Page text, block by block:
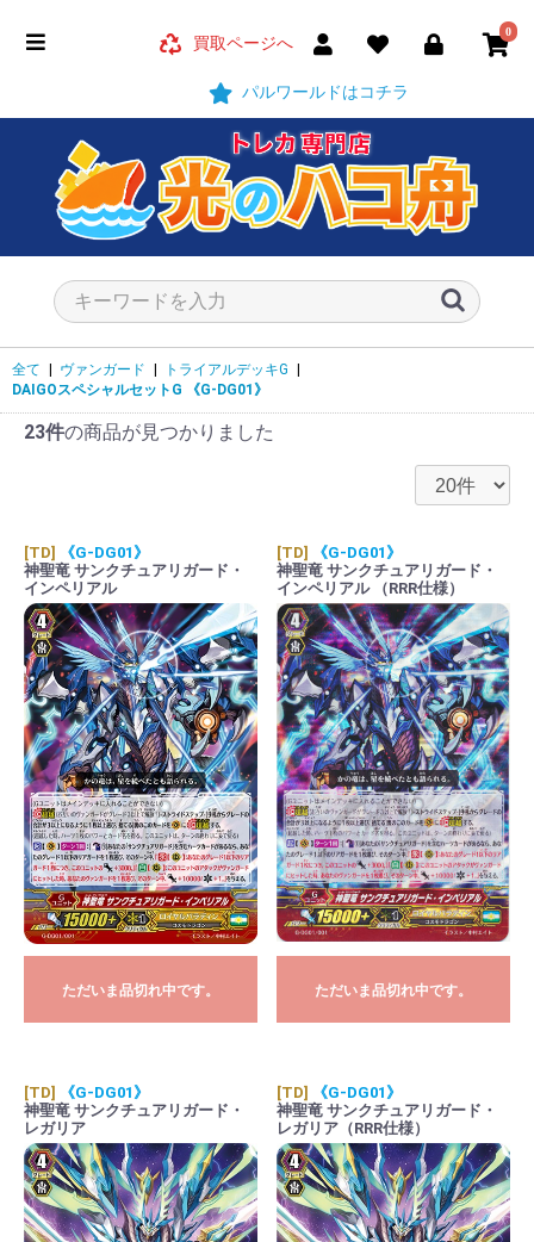
買取ページへ
パルワールドはコチラ
0
全て ヴァンガード トライアルデッキG
DAIGOスペシャルセットG
《G-DG01》
23件の商品が見つかりました
[TD]
《G-DG01》
神聖竜 サンクチュアリガード・
インペリアル
ただいま品切れ中です。
[TD]
《G-DG01》
神聖竜 サンクチュアリガード・
インペリアル （RRR仕様）
ただいま品切れ中です。
[TD]
《G-DG01》
神聖竜 サンクチュアリガード・
レガリア
[TD]
《G-DG01》
神聖竜 サンクチュアリガード・
レガリア（RRR仕様）